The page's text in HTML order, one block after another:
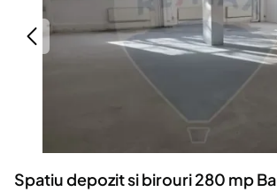
Servicii
Animale de companie
Afaceri și echipamente profesionale
Inchiriere Bunuri si Vehicule
Utilaje agricole si industriale
Piese auto si accesorii
Spatiu depozit si birouri 280 mp